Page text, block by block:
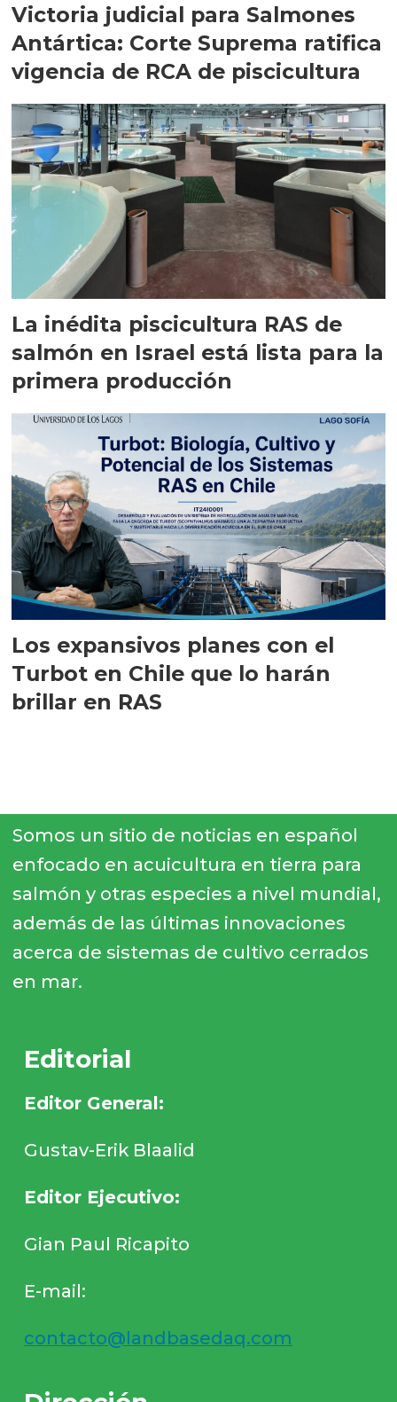
Victoria judicial para Salmones
Antártica: Corte Suprema ratifica
vigencia de RCA de piscicultura
La inédita piscicultura RAS de
salmón en Israel está lista para la
primera producción
Los expansivos planes con el
Turbot en Chile que lo harán
brillar en RAS
Somos un sitio de noticias en español
enfocado en acuicultura en tierra para
salmón y otras especies a nivel mundial,
además de las últimas innovaciones
acerca de sistemas de cultivo cerrados
en mar.
Editorial
Editor General:
Gustav-Erik Blaalid
Editor Ejecutivo:
Gian Paul Ricapito
E-mail:
contacto@landbasedaq.com